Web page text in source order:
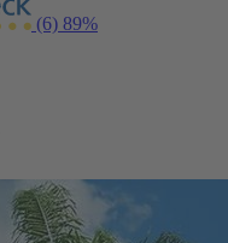
(6) 89%